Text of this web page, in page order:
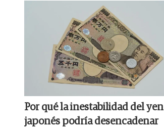
Por qué la inestabilidad del yen
japonés podría desencadenar